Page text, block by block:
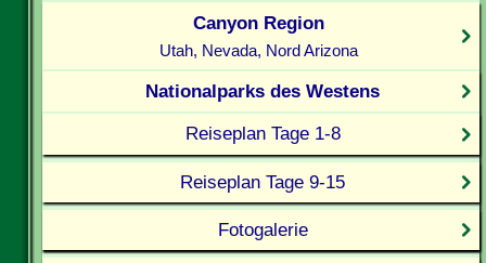
Canyon Region
Utah, Nevada, Nord Arizona
Nationalparks des Westens
Reiseplan Tage 1-8
Reiseplan Tage 9-15
Fotogalerie